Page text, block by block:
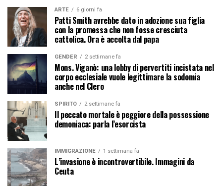
ARTE 6 giorni fa
Patti Smith avrebbe dato in adozione sua figlia
con la promessa che non fosse cresciuta
cattolica. Ora è accolta dal papa
GENDER 2 settimane fa
Mons. Viganò: una lobby di pervertiti incistata nel
corpo ecclesiale vuole legittimare la sodomia
anche nel Clero
SPIRITO 2 settimane fa
Il peccato mortale è peggiore della possessione
demoniaca: parla l’esorcista
IMMIGRAZIONE 1 settimana fa
L’invasione è incontrovertibile. Immagini da
Ceuta